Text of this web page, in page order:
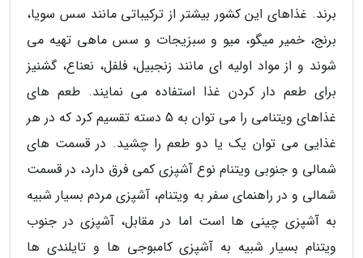
برند. غذاهای این کشور بیشتر از ترکیباتی مانند سس سویا،
برنج، خمیر میگو، میو و سبزیجات و سس ماهی تهیه می
شوند و از مواد اولیه ای مانند زنجبیل، فلفل، نعناع، گشنیز
برای طعم دار کردن غذا استفاده می نمایند. طعم های
غذاهای ویتنامی را می توان به 5 دسته تقسیم کرد که در هر
غذایی می توان یک یا دو طعم را چشید. در قسمت های
شمالی و جنوبی ویتنام نوع آشپزی کمی فرق دارد، در قسمت
شمالی و در راهنمای سفر به ویتنام، آشپزی مردم بسیار شبیه
به آشپزی چینی ها است اما در مقابل، آشپزی در جنوب
ویتنام بسیار شبیه به آشپزی کامبوجی ها و تایلندی ها